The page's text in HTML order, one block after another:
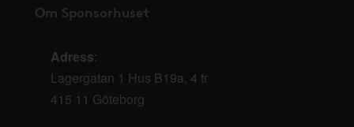
Om Sponsorhuset
Adress:
Lagergatan 1 Hus B19a, 4 tr
415 11 Göteborg